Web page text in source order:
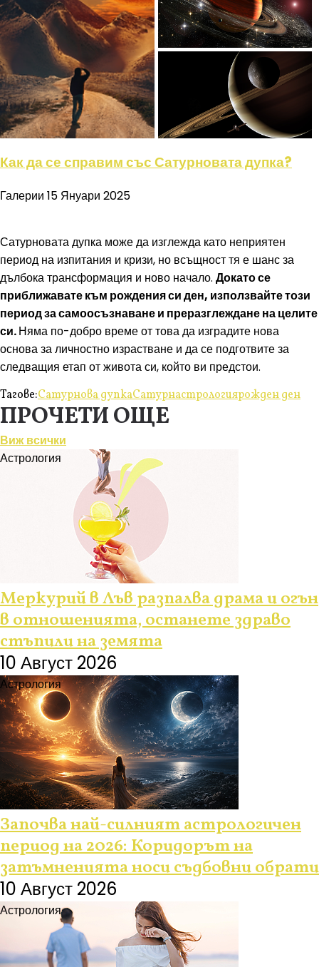
Как да се справим със Сатурновата дупка?
Галерии 15 Януари 2025
Сатурновата дупка може да изглежда като неприятен
период на изпитания и кризи, но всъщност тя е шанс за
дълбока трансформация и ново начало. Докато се
приближавате към рождения си ден, използвайте този
период за самоосъзнаване и преразглеждане на целите
си.Няма по-добро време от това да изградите нова
основа за личностно израстване и да се подготвите за
следващия етап от живота си, който ви предстои.
Тагове:Сатурнова дупкаСатурнастрологиярожден ден
ПРОЧЕТИ ОЩЕ
Виж всички
Астрология
Меркурий в Лъв разпалва драма и огън
в отношенията, останете здраво
стъпили на земята
10 Август 2026
Астрология
Започва най-силният астрологичен
период на 2026: Коридорът на
затъмненията носи съдбовни обрати
10 Август 2026
Астрология